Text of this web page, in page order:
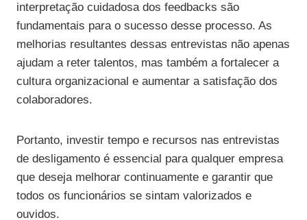
interpretação cuidadosa dos feedbacks são
fundamentais para o sucesso desse processo. As
melhorias resultantes dessas entrevistas não apenas
ajudam a reter talentos, mas também a fortalecer a
cultura organizacional e aumentar a satisfação dos
colaboradores.
Portanto, investir tempo e recursos nas entrevistas
de desligamento é essencial para qualquer empresa
que deseja melhorar continuamente e garantir que
todos os funcionários se sintam valorizados e
ouvidos.